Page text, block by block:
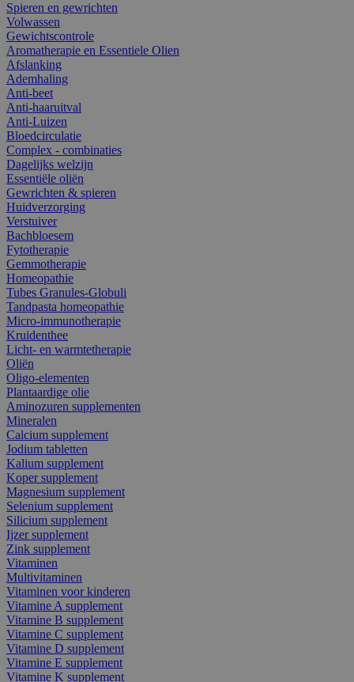
Spieren en gewrichten
Volwassen
Gewichtscontrole
Aromatherapie en Essentiele Olien
Afslanking
Ademhaling
Anti-beet
Anti-haaruitval
Anti-Luizen
Bloedcirculatie
Complex - combinaties
Dagelijks welzijn
Essentiële oliën
Gewrichten & spieren
Huidverzorging
Verstuiver
Bachbloesem
Fytotherapie
Gemmotherapie
Homeopathie
Tubes Granules-Globuli
Tandpasta homeopathie
Micro-immunotherapie
Kruidenthee
Licht- en warmtetherapie
Oliën
Oligo-elementen
Plantaardige olie
Aminozuren supplementen
Mineralen
Calcium supplement
Jodium tabletten
Kalium supplement
Koper supplement
Magnesium supplement
Selenium supplement
Silicium supplement
Ijzer supplement
Zink supplement
Vitaminen
Multivitaminen
Vitaminen voor kinderen
Vitamine A supplement
Vitamine B supplement
Vitamine C supplement
Vitamine D supplement
Vitamine E supplement
Vitamine K supplement